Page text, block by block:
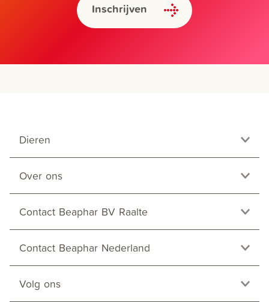
Inschrijven
Dieren
Over ons
Contact Beaphar BV Raalte
Contact Beaphar Nederland
Volg ons